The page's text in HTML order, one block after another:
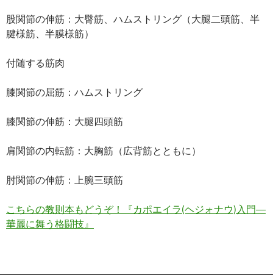
股関節の伸筋：大臀筋、ハムストリング（大腿二頭筋、半
腱様筋、半膜様筋）
付随する筋肉
膝関節の屈筋：ハムストリング
膝関節の伸筋：大腿四頭筋
肩関節の内転筋：大胸筋（広背筋とともに）
肘関節の伸筋：上腕三頭筋
こちらの教則本もどうぞ！『カポエイラ(ヘジォナウ)入門―
華麗に舞う格闘技』